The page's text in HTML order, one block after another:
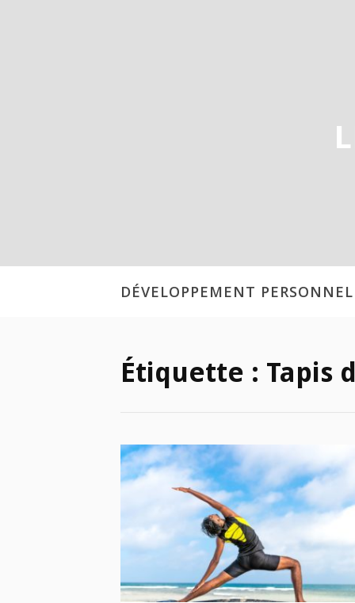
DÉVELOPPEMENT PERSONNEL
Étiquette : Tapis